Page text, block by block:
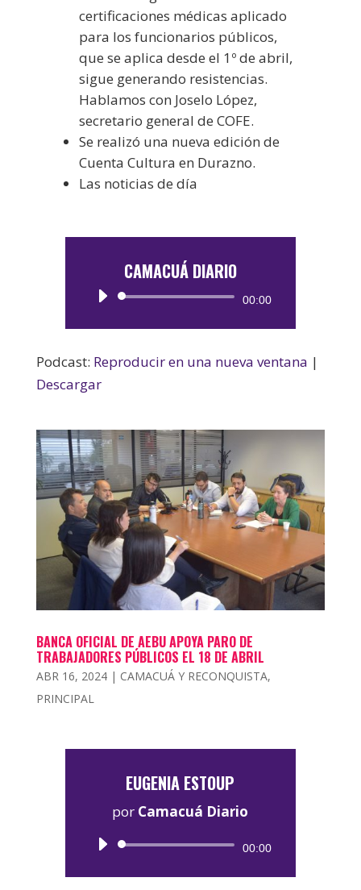
certificaciones médicas aplicado
para los funcionarios públicos,
que se aplica desde el 1º de abril,
sigue generando resistencias.
Hablamos con Joselo López,
secretario general de COFE.
Se realizó una nueva edición de
Cuenta Cultura en Durazno.
Las noticias de día
CAMACUÁ DIARIO
Reproductor
00:00
Podcast: Reproducir en una nueva ventana |
Descargar
BANCA OFICIAL DE AEBU APOYA PARO DE
TRABAJADORES PÚBLICOS EL 18 DE ABRIL
ABR 16, 2024| CAMACUÁ Y RECONQUISTA,
PRINCIPAL
EUGENIA ESTOUP
por Camacuá Diario
Reproductor
00:00